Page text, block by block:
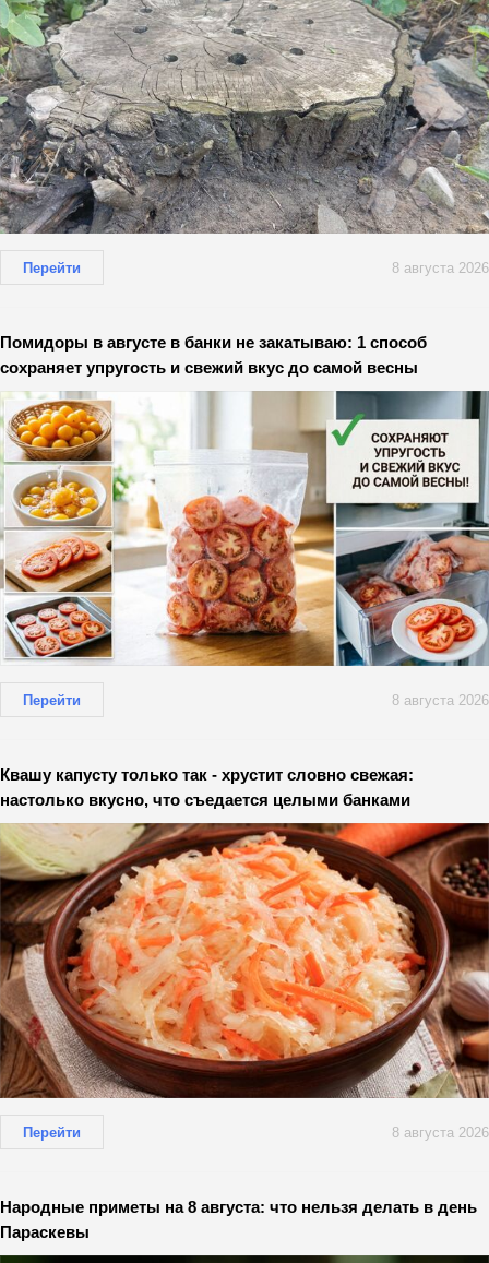
Перейти 8 августа 2026
Помидоры в августе в банки не закатываю: 1 способ
сохраняет упругость и свежий вкус до самой весны
Перейти 8 августа 2026
Квашу капусту только так - хрустит словно свежая:
настолько вкусно, что съедается целыми банками
Перейти 8 августа 2026
Народные приметы на 8 августа: что нельзя делать в день
Параскевы